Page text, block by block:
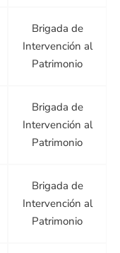
Brigada de
Intervención al
Patrimonio
Brigada de
Intervención al
Patrimonio
Brigada de
Intervención al
Patrimonio